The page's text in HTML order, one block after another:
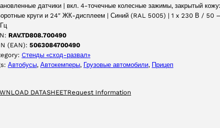
датчики | вкл. 4-точечные колесные зажимы, закрытый
круги и 24″ ЖК-дисплеем | Синий (RAL 5005) | 1 x 230 В / 50
RAV.TD808.700490
(EAN): 5063084700490
Cтенды «сход-развал»
Автобусы, Автокемперы, Грузовые автомобили, Прицеп
DATASHEETRequest Information